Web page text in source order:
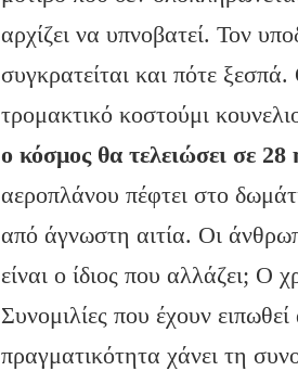
αρχίζει να υπνοβατεί. Τον
συγκρατείται και πότε
τρομακτικό κοστούμι
ο κόσμος θα τελειώσει σε 28
αεροπλάνου πέφτει στο
από άγνωστη αιτία. Οι
είναι ο ίδιος που αλλάζει; Ο
Συνομιλίες που έχουν
πραγματικότητα χάνει τη